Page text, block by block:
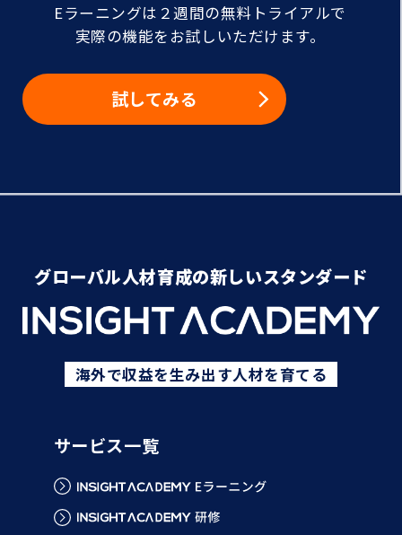
Eラーニングは２週間の無料トライアルで
実際の機能をお試しいただけます。
試してみる
グローバル人材育成の新しいスタンダード
海外で収益を生み出す人材を育てる
サービス一覧